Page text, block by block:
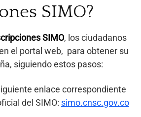
SIMO?
SIMO, los ciudadanos
el portal web, para obtener su
siguiendo estos pasos:
enlace correspondiente
del SIMO: simo.cnsc.gov.co